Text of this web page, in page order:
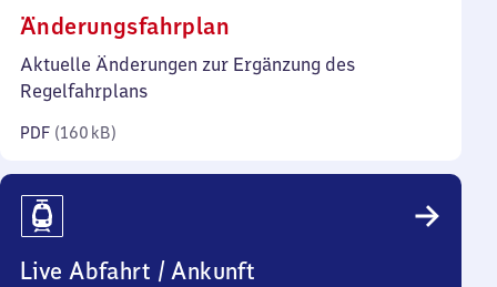
Änderungsfahrplan
160
Aktuelle Änderungen zur Ergänzung des
Regelfahrplans
PDF (160 kB)
Live Abfahrt / Ankunft